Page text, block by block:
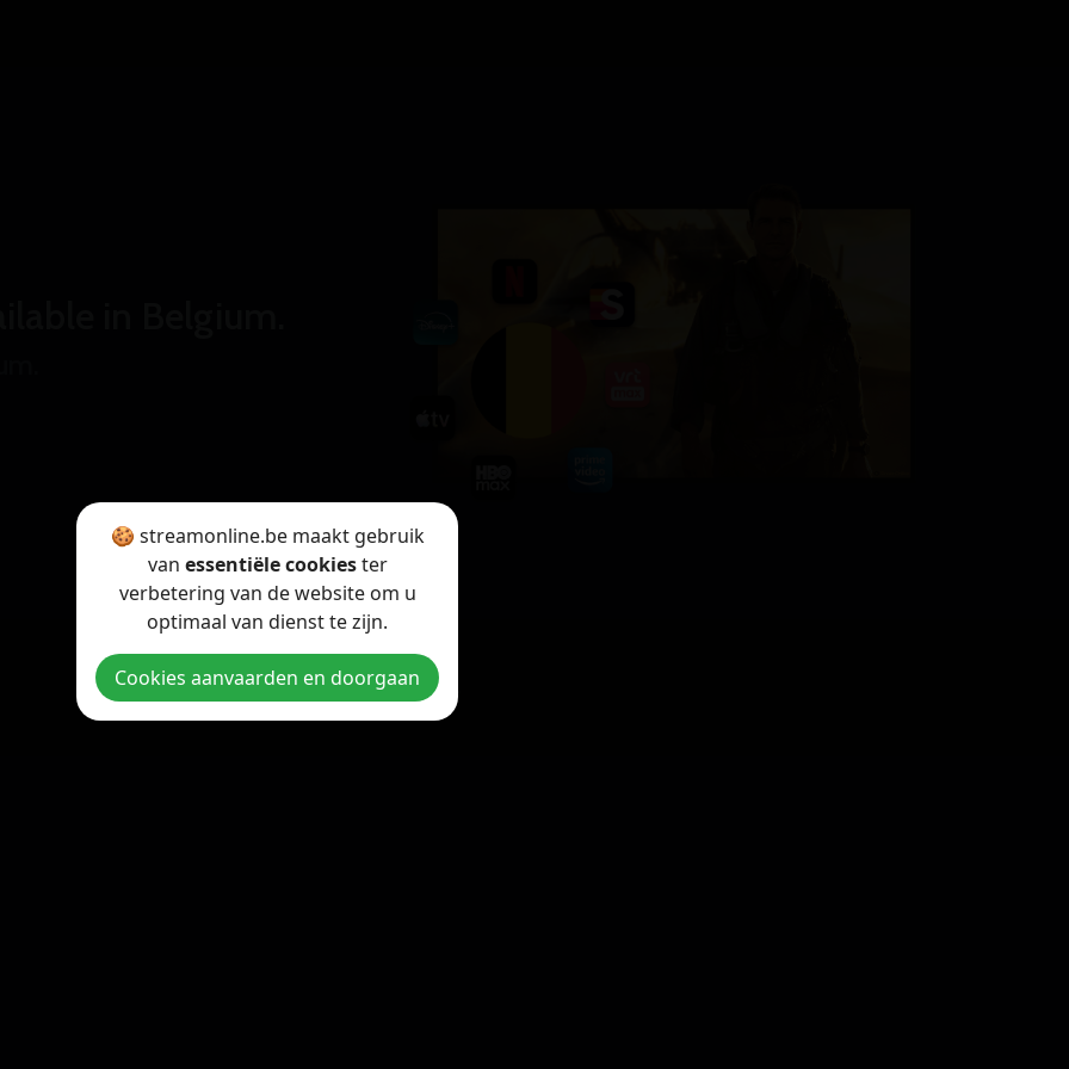
Copyright © 2026 StreamOnline.be. All rights reserved.
🍪 streamonline.be maakt gebruik
van essentiële cookiester
verbetering van de website om u
optimaal van dienst te zijn.
Cookies aanvaarden en doorgaan